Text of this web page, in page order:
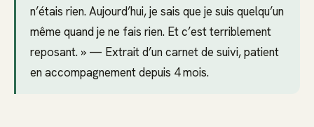
n’étais rien. Aujourd’hui, je sais que je suis quelqu’un
même quand je ne fais rien. Et c’est terriblement
reposant. » — Extrait d’un carnet de suivi, patient
en accompagnement depuis 4 mois.